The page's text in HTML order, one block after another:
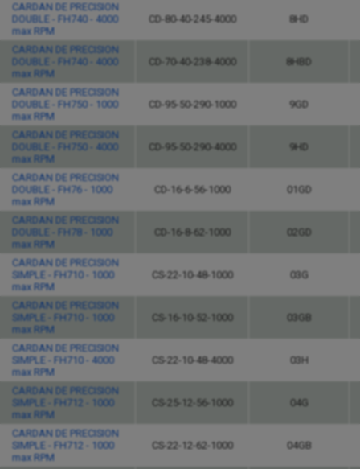
CARDAN DE PRECISION
DOUBLE - FH740 - 4000
max RPM
CD-80-40-245-4000 8HD
CARDAN DE PRECISION
DOUBLE - FH740 - 4000
max RPM
CD-70-40-238-4000 8HBD
CARDAN DE PRECISION
DOUBLE - FH750 - 1000
max RPM
CD-95-50-290-1000 9GD
CARDAN DE PRECISION
DOUBLE - FH750 - 4000
max RPM
CD-95-50-290-4000 9HD
CARDAN DE PRECISION
DOUBLE - FH76 - 1000
max RPM
CD-16-6-56-1000 01GD
CARDAN DE PRECISION
DOUBLE - FH78 - 1000
max RPM
CD-16-8-62-1000 02GD
CARDAN DE PRECISION
SIMPLE - FH710 - 1000
max RPM
CS-22-10-48-1000 03G
CARDAN DE PRECISION
SIMPLE - FH710 - 1000
max RPM
CS-16-10-52-1000 03GB
CARDAN DE PRECISION
SIMPLE - FH710 - 4000
max RPM
CS-22-10-48-4000 03H
CARDAN DE PRECISION
SIMPLE - FH712 - 1000
max RPM
CS-25-12-56-1000 04G
CARDAN DE PRECISION
SIMPLE - FH712 - 1000
max RPM
CS-22-12-62-1000 04GB